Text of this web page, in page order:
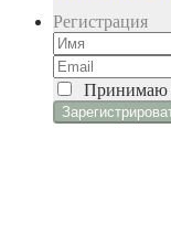
Регистрация
Принимаю